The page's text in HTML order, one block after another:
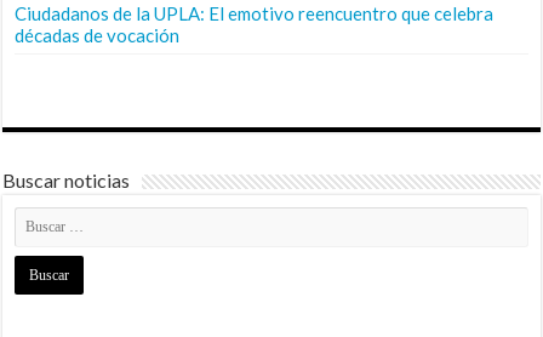
Ciudadanos de la UPLA: El emotivo reencuentro que celebra
décadas de vocación
Buscar noticias